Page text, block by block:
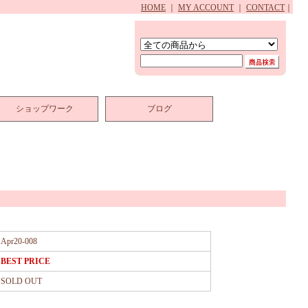
HOME MY ACCOUNT CONTACT
ショップワーク ブログ
Apr20-008
BEST PRICE
SOLD OUT